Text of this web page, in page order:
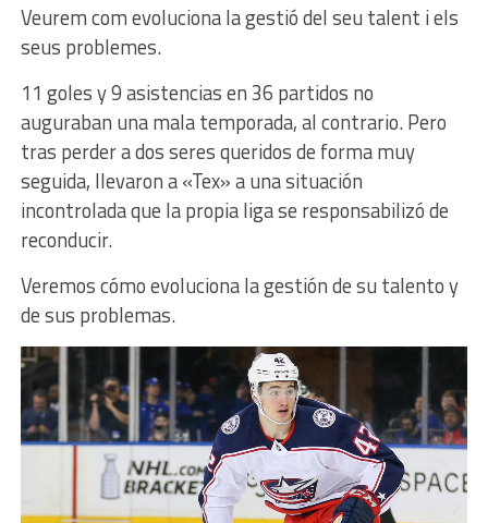
Veurem com evoluciona la gestió del seu talent i els
seus problemes.
11 goles y 9 asistencias en 36 partidos no
auguraban una mala temporada, al contrario. Pero
tras perder a dos seres queridos de forma muy
seguida, llevaron a «Tex» a una situación
incontrolada que la propia liga se responsabilizó de
reconducir.
Veremos cómo evoluciona la gestión de su talento y
de sus problemas.